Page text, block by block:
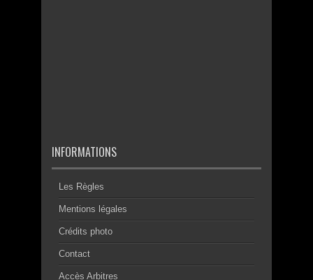
INFORMATIONS
Les Règles
Mentions légales
Crédits photo
Contact
Accès Arbitres